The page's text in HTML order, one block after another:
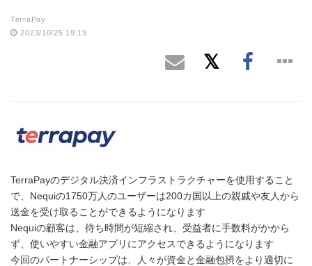
TerraPay
2023/10/25 19:19
TerraPayのデジタル決済インフラストラクチャーを使用すること
で、Nequiの1750万人のユーザーは200カ国以上の親戚や友人から
送金を受け取ることができるようになります
Nequiの顧客は、待ち時間が短縮され、受益者に手数料がかから
ず、使いやすい金融アプリにアクセスできるようになります
今回のパートナーシップは、人々が資金と金融包摂をより適切に